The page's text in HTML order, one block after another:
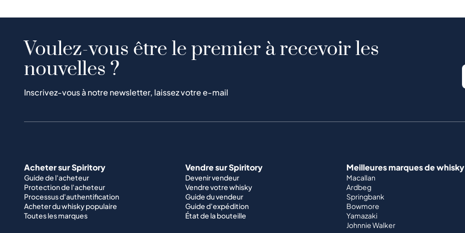
Voulez-vous être le premier à recevoir les
nouvelles ?
Inscrivez-vous à notre newsletter, laissez votre e-mail
Acheter sur Spiritory
Guide de l'acheteur
Protection de l'acheteur
Processus d'authentification
Acheter du whisky populaire
Toutes les marques
Vendre sur Spiritory
Devenir vendeur
Vendre votre whisky
Guide du vendeur
Guide d'expédition
État de la bouteille
Meilleures marques de whisky
Macallan
Ardbeg
Springbank
Bowmore
Yamazaki
Johnnie Walker